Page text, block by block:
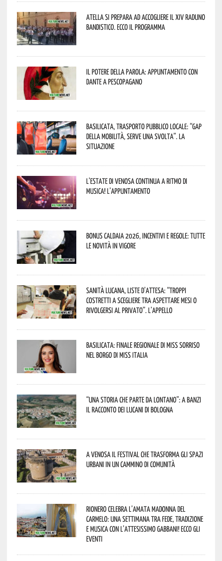
Atella si prepara ad accogliere il XIV Raduno
Bandistico. Ecco il programma
Il Potere della parola: appuntamento con
Dante a Pescopagano
Basilicata, trasporto pubblico locale: “Gap
della mobilità, serve una svolta”. La
situazione
L’estate di Venosa continua a ritmo di
musica! L’appuntamento
Bonus caldaia 2026, incentivi e regole: tutte
le novità in vigore
Sanità lucana, liste d’attesa: “Troppi
costretti a scegliere tra aspettare mesi o
rivolgersi al privato”. L’appello
Basilicata: finale regionale di Miss Sorriso
nel borgo di Miss Italia
“Una storia che parte da lontano”: a Banzi
il racconto dei Lucani di Bologna
A Venosa il festival che trasforma gli spazi
urbani in un cammino di comunità
Rionero celebra l’amata Madonna del
Carmelo: una settimana tra fede, tradizione
e musica con l’attesissimo Gabbani! Ecco gli
eventi